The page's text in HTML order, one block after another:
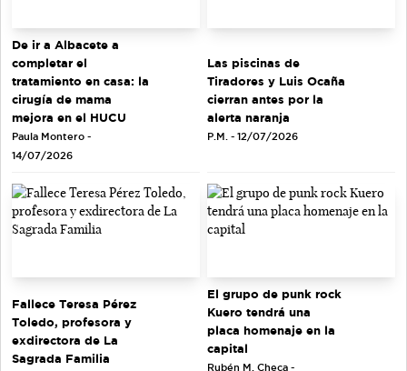
De ir a Albacete a
completar el
tratamiento en casa: la
cirugía de mama
mejora en el HUCU
Paula Montero -
14/07/2026
Las piscinas de
Tiradores y Luis Ocaña
cierran antes por la
alerta naranja
P.M. - 12/07/2026
Fallece Teresa Pérez
Toledo, profesora y
exdirectora de La
Sagrada Familia
El grupo de punk rock
Kuero tendrá una
placa homenaje en la
capital
Rubén M. Checa -